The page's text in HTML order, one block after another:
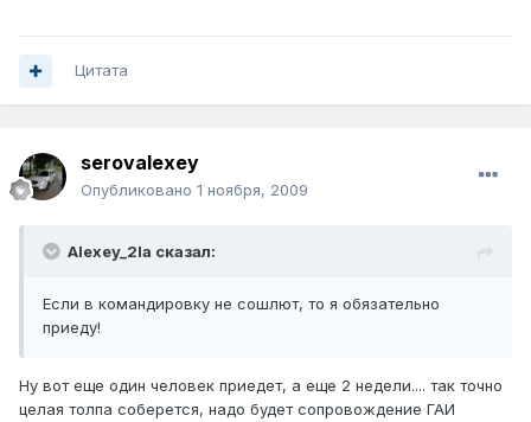
Цитата
serovalexey
Опубликовано 1 ноября, 2009
Alexey_2la сказал:
Если в командировку не сошлют, то я обязательно
приеду!
Ну вот еще один человек приедет, а еще 2 недели.... так точно
целая толпа соберется, надо будет сопровождение ГАИ